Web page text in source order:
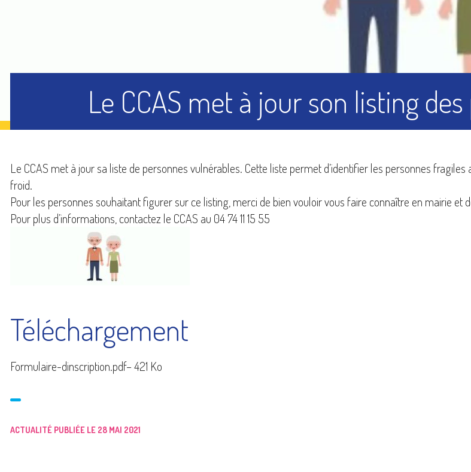
Risques naturels et
Le CCAS met à jour son listing
Le CCAS met à jour sa liste de personnes vulnérables. Cette liste permet d’identifier les personnes
froid.
Pour les personnes souhaitant figurer sur ce listing, merci de bien vouloir vous faire connaître en mairie et
Pour plus d’informations, contactez le CCAS au 04 74 11 15 55
Téléchargement
Formulaire-dinscription.pdf– 421 Ko
ACTUALITÉ PUBLIÉE LE 28 MAI 2021